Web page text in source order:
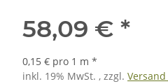
58,09 € *
0,15 € pro 1 m *
inkl. 19% MwSt. , zzgl. Versand